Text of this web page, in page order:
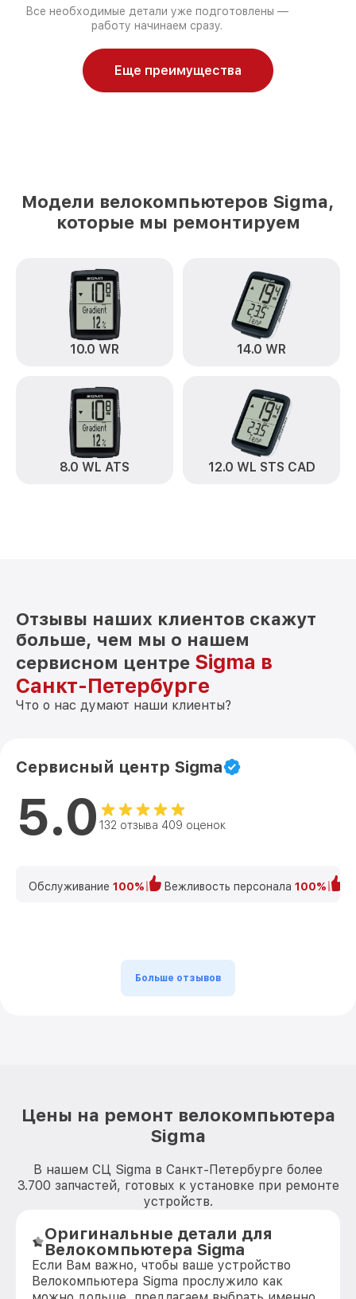
Все необходимые детали уже подготовлены —
работу начинаем сразу.
Еще преимущества
Модели велокомпьютеров Sigma,
которые мы ремонтируем
10.0 WR 14.0 WR
8.0 WL ATS 12.0 WL STS CAD
Отзывы наших клиентов скажут
больше, чем мы о нашем
сервисном центре Sigma в
Санкт-Петербурге
Что о нас думают наши клиенты?
Сервисный центр Sigma
5.0 132 отзыва 409 оценок
Обслуживание 100% Вежливость персонала 100%
Больше отзывов
Цены на ремонт велокомпьютера
Sigma
В нашем СЦ Sigma в Санкт-Петербурге более
3.700 запчастей, готовых к установке при ремонте
устройств.
Оригинальные детали для
Велокомпьютера Sigma
Если Вам важно, чтобы ваше устройство
Велокомпьютера Sigma прослужило как